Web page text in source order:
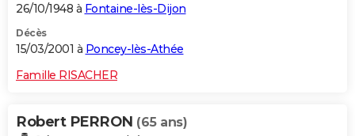
26/10/1948 à Fontaine-lès-Dijon
Décès
15/03/2001 à Poncey-lès-Athée
Famille RISACHER
Robert PERRON (65 ans)